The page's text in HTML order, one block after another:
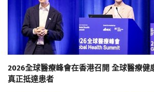
2026全球醫療峰會在香港召開 全球醫療健
真正抵達患者